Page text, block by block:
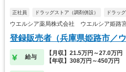
正社員 ドラッグストア（調剤併設） ドラッ
ウエルシア薬局株式会社 ウエルシア姫路
登録販売者（兵庫県姫路市／
給与
【月収】21.5万円～27.0万円
【年収】308万円～450万円